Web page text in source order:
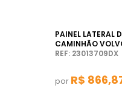
PAINEL LATERAL
CAMINHÃO
REF: 23013709DX
por R$ 866,